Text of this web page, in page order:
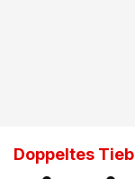
Doppeltes